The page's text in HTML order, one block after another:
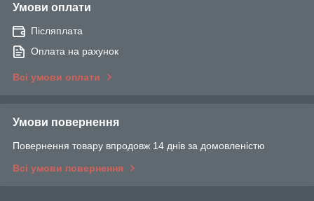
Умови оплати
Післяплата
Оплата на рахунок
Всі умови оплати
Умови повернення
Повернення товару впродовж 14 днів за домовленістю
Всі умови повернення